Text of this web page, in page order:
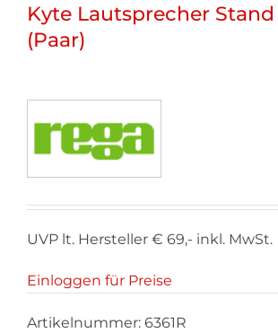
Kyte Lautsprecher
(Paar)
UVP lt. Hersteller € 69,- inkl. MwSt.
Einloggen für Preise
Artikelnummer: 6361R